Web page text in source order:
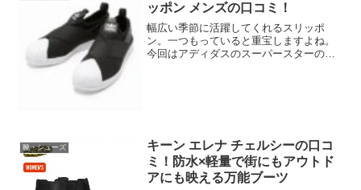
ッポン メンズの口コミ！
幅広い季節に活躍してくれるスリッポ
ン。一つもっていると重宝しますよね。
今回はアディダスのスーパースターのス
靴・シューズ
キーン エレナ チェルシーの口コ
ミ！防水×軽量で街にもアウトド
アにも映える万能ブーツ